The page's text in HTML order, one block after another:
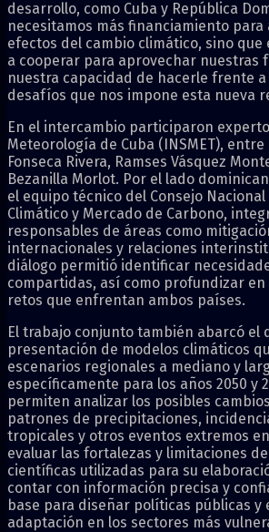
desarrollo, como Cuba y República
necesitamos más financiamiento
efectos del cambio climático, sino que
a cooperar para aprovechar nuestras
nuestra capacidad de hacerle frente
desafíos que nos impone esta nueva
En el intercambio participaron
Meteorología de Cuba (INSMET), entre
Fonseca Rivera, Ramses Vásquez
Bezanilla Morlot. Por el lado
el equipo técnico del Consejo
Climático y Mercado de Carbono,
responsables de áreas como
internacionales y relaciones
diálogo permitió identificar
compartidas, así como profundizar en
retos que enfrentan ambos países.
El trabajo conjunto también abarcó el
presentación de modelos climáticos
escenarios regionales a mediano y
específicamente para los años 2050 y
permiten analizar los posibles
patrones de precipitaciones,
tropicales y otros eventos extremos
evaluar las fortalezas y limitaciones
científicas utilizadas para su
contar con información precisa y
base para diseñar políticas públicas y
adaptación en los sectores más